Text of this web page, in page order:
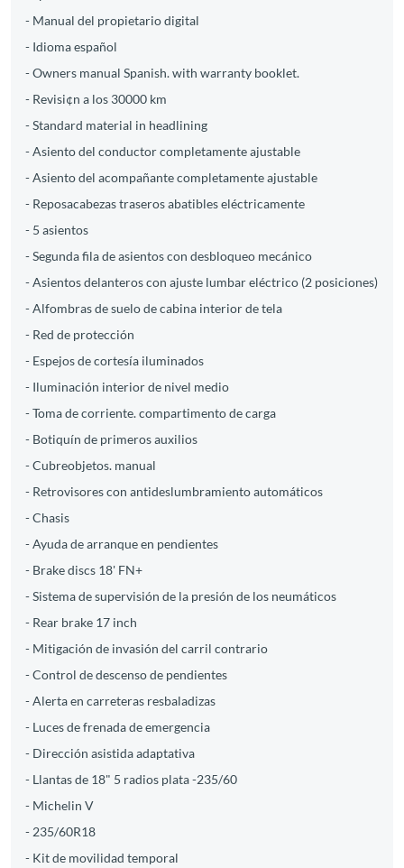
- Manual del propietario digital
- Idioma español
- Owners manual Spanish. with warranty booklet.
- Revisi¢n a los 30000 km
- Standard material in headlining
- Asiento del conductor completamente ajustable
- Asiento del acompañante completamente ajustable
- Reposacabezas traseros abatibles eléctricamente
- 5 asientos
- Segunda fila de asientos con desbloqueo mecánico
- Asientos delanteros con ajuste lumbar eléctrico (2 posiciones)
- Alfombras de suelo de cabina interior de tela
- Red de protección
- Espejos de cortesía iluminados
- Iluminación interior de nivel medio
- Toma de corriente. compartimento de carga
- Botiquín de primeros auxilios
- Cubreobjetos. manual
- Retrovisores con antideslumbramiento automáticos
- Chasis
- Ayuda de arranque en pendientes
- Brake discs 18' FN+
- Sistema de supervisión de la presión de los neumáticos
- Rear brake 17 inch
- Mitigación de invasión del carril contrario
- Control de descenso de pendientes
- Alerta en carreteras resbaladizas
- Luces de frenada de emergencia
- Dirección asistida adaptativa
- Llantas de 18" 5 radios plata -235/60
- Michelin V
- 235/60R18
- Kit de movilidad temporal